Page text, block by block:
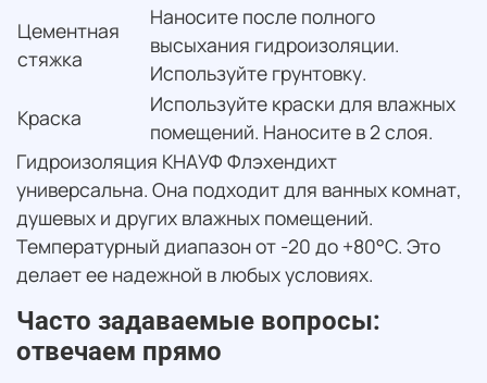
Цементная
стяжка
Наносите после полного
высыхания гидроизоляции.
Используйте грунтовку.
Краска
Используйте краски для влажных
помещений. Наносите в 2 слоя.
Гидроизоляция КНАУФ Флэхендихт
универсальна. Она подходит для ванных комнат,
душевых и других влажных помещений.
Температурный диапазон от -20 до +80°C. Это
делает ее надежной в любых условиях.
Часто задаваемые вопросы:
отвечаем прямо